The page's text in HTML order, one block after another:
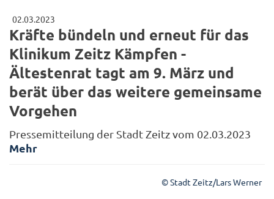
02.03.2023
Kräfte bündeln und erneut für das
Klinikum Zeitz Kämpfen -
Ältestenrat tagt am 9. März und
berät über das weitere gemeinsame
Vorgehen
Pressemitteilung der Stadt Zeitz vom 02.03.2023
Mehr
© Stadt Zeitz/Lars Werner